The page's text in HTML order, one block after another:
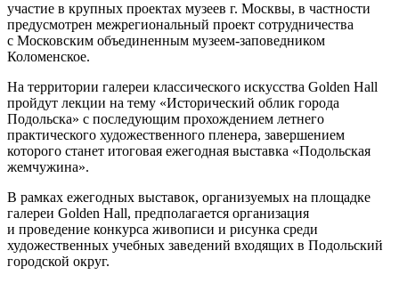
участие в крупных проектах музеев г. Москвы, в частности
предусмотрен межрегиональный проект сотрудничества
с Московским объединенным музеем-заповедником
Коломенское.
На территории галереи классического искусства Golden Hall
пройдут лекции на тему «Исторический облик города
Подольска» с последующим прохождением летнего
практического художественного пленера, завершением
которого станет итоговая ежегодная выставка «Подольская
жемчужина».
В рамках ежегодных выставок, организуемых на площадке
галереи Golden Hall, предполагается организация
и проведение конкурса живописи и рисунка среди
художественных учебных заведений входящих в Подольский
городской округ.